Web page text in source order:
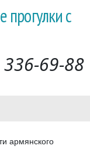
прогулки с
69-88
армянского